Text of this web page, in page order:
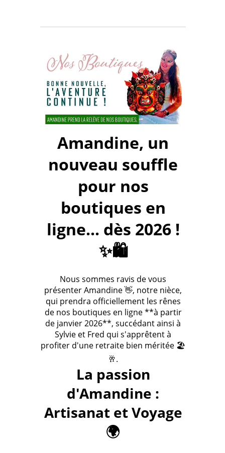
Amandine, un
nouveau souffle
pour nos
boutiques en
ligne... dès 2026 !
✨🛍️
Nous sommes ravis de vous
présenter Amandine 👋, notre nièce,
qui prendra officiellement les rênes
de nos boutiques en ligne **à partir
de janvier 2026**, succédant ainsi à
Sylvie et Fred qui s'apprêtent à
profiter d'une retraite bien méritée 🏖️
🥂.
La passion
d'Amandine :
Artisanat et Voyage
🌍